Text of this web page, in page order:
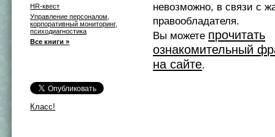
HR-квест
Управление персоналом,
корпоративный мониторинг,
психодиагностика
Все книги »
Класс!
невозможно, в связи с
правообладателя.
Вы можете прочитать
ознакомительный
на сайте.